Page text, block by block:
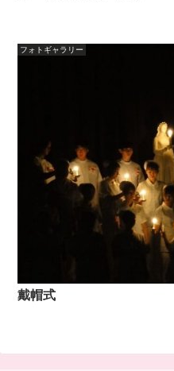
フォトギャラリー
戴帽式